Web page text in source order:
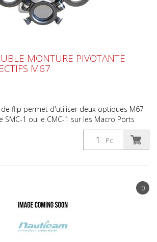
Pc.
MONTURE PIVOTANTE
M67
flip permet d'utiliser deux optiques M67
1 ou le CMC-1 sur les Macro Ports
peut être rabattu à la fois et...
0